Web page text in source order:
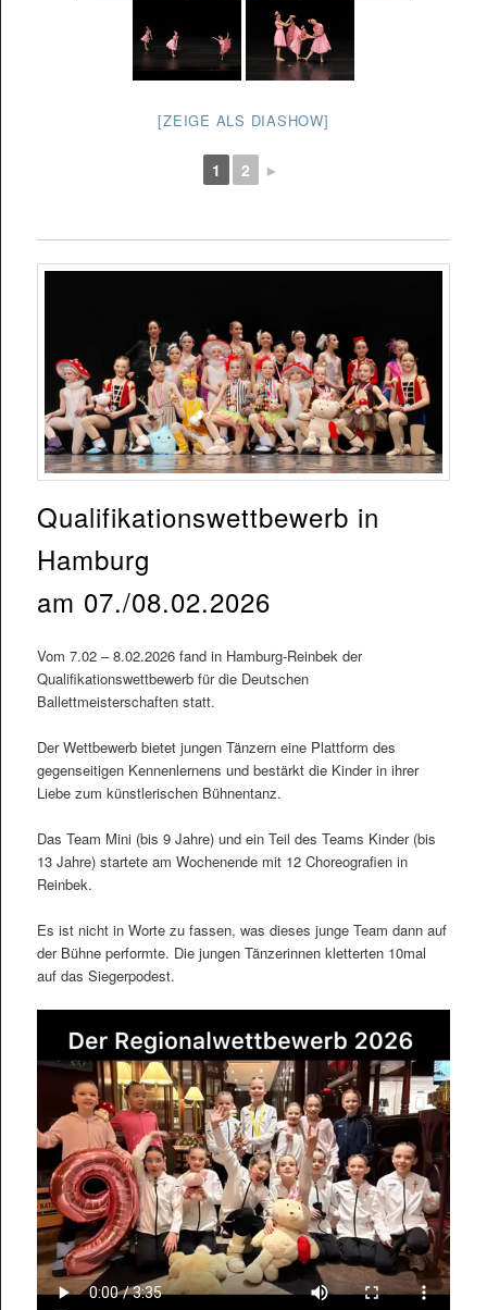
[ZEIGE ALS DIASHOW]
1 2 ►
Qualifikationswettbewerb in
Hamburg
am 07./08.02.2026
Vom 7.02 – 8.02.2026 fand in Hamburg-Reinbek der
Qualifikationswettbewerb für die Deutschen
Ballettmeisterschaften statt.
Der Wettbewerb bietet jungen Tänzern eine Plattform des
gegenseitigen Kennenlernens und bestärkt die Kinder in ihrer
Liebe zum künstlerischen Bühnentanz.
Das Team Mini (bis 9 Jahre) und ein Teil des Teams Kinder (bis
13 Jahre) startete am Wochenende mit 12 Choreografien in
Reinbek.
Es ist nicht in Worte zu fassen, was dieses junge Team dann auf
der Bühne performte. Die jungen Tänzerinnen kletterten 10mal
auf das Siegerpodest.